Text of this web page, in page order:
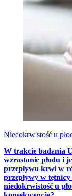
Niedokrwistość u
W trakcie badania
wzrastanie płodu i
przepływu krwi w
przepływy w tętnicy
niedokrwistość u